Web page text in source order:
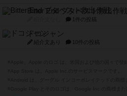
Bitter End ブタペスト救出作戦
1件の投稿
ドコジャン
紹介文あり 10件の投稿